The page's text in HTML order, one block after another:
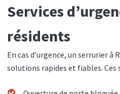
Services
résidents
En cas d’urgence, un serrurier à
solutions rapides et fiables. Ces